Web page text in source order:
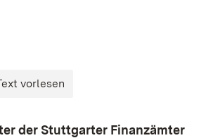
vorlesen
der Stuttgarter Finanzämter